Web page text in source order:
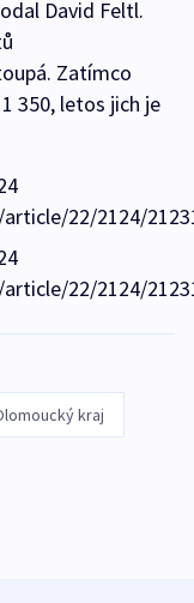
David Feltl.
Zatímco
350, letos jich je
22/2124/
22/2124/
kraj